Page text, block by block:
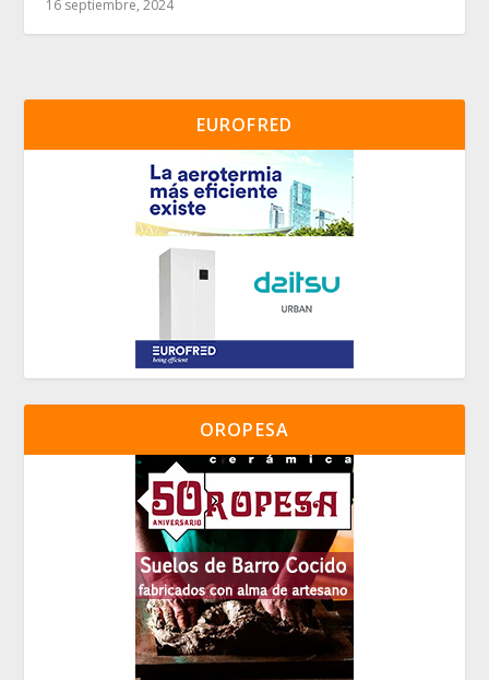
16 septiembre, 2024
EUROFRED
OROPESA